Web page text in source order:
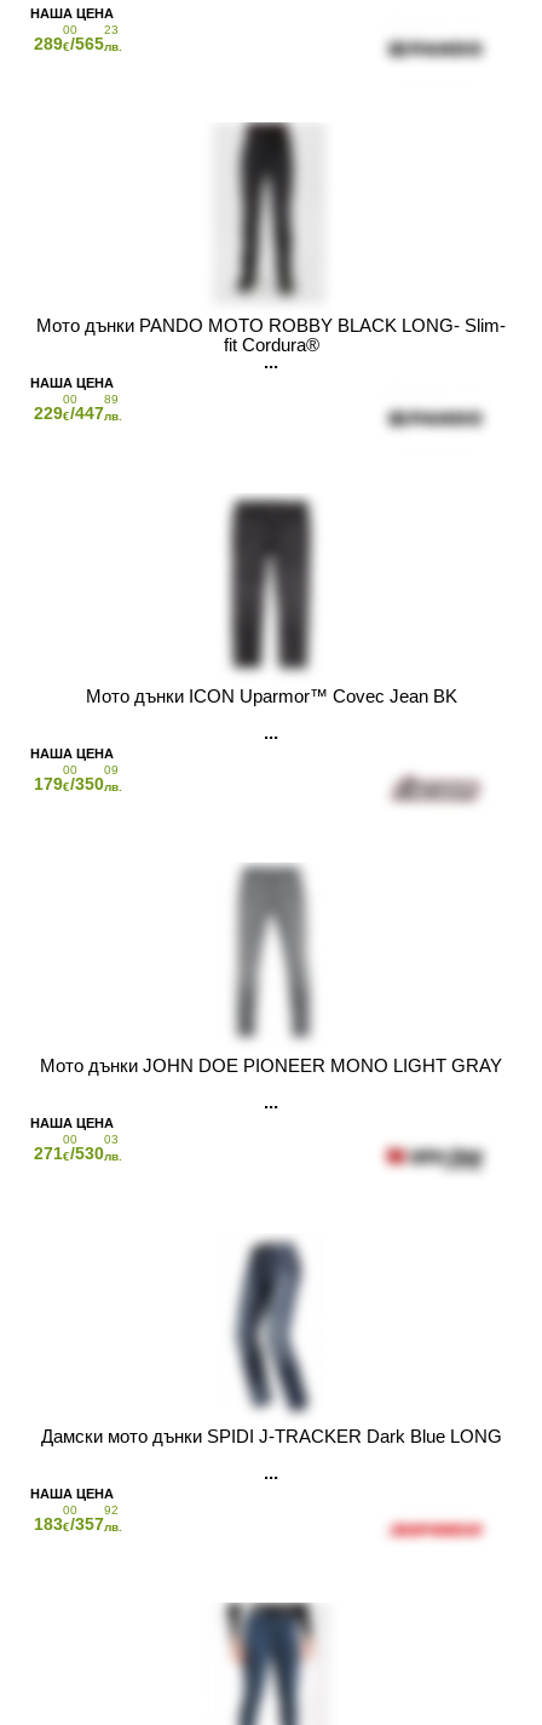
289
00
€/565
23
лв.
Мото дънки PANDO MOTO ROBBY BLACK LONG- Slim-
fit Cordura®
229
00
€/447
89
лв.
Мото дънки ICON Uparmor™ Covec Jean BK
179
00
€/350
09
лв.
Мото дънки JOHN DOE PIONEER MONO LIGHT GRAY
271
00
€/530
03
лв.
Дамски мото дънки SPIDI J-TRACKER Dark Blue LONG
183
00
€/357
92
лв.